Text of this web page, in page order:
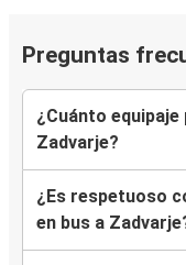
Preguntas
¿Cuánto equipaje
Zadvarje?
¿Es respetuoso
en bus a